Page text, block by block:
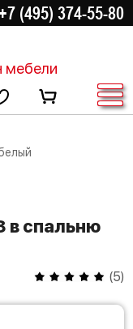
(495) 374-55-80
мебели
(5)